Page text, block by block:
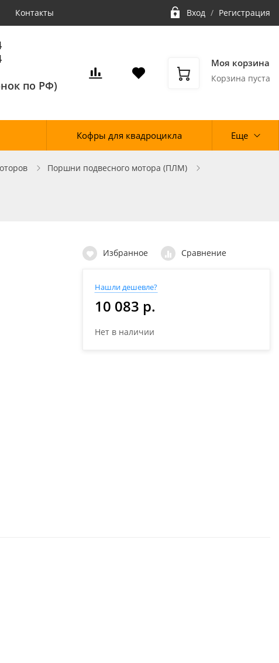
Контакты Вход / Регистрация
по РФ)
Моя корзина
Корзина пуста
Кофры для квадроцикла Еще
Поршни подвесного мотора (ПЛМ)
Избранное Сравнение
Нашли дешевле?
10 083 р.
Нет в наличии